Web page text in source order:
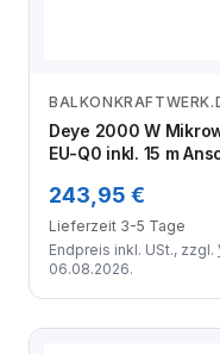
Deye 2000 W
EU-Q0 inkl. 15 m
243,95 €
Lieferzeit 3-5 Tage
Endpreis inkl. USt., zzgl.
06.08.2026.